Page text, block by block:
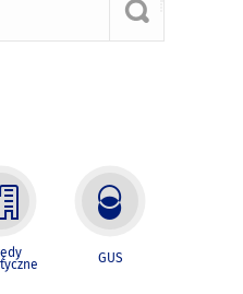
czarnym
tekst
czarnym
tekst
żółtym
GUS